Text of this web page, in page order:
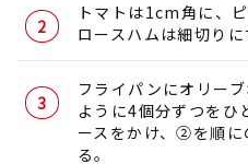
トマトは1cm角に、
ロースハムは細切りに
フライパンにオリー
ように4個分ずつをひ
ースをかけ、②を順に
る。